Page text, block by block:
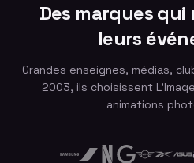
Des marques
leurs
Grandes enseignes, médias,
2003, ils choisissent
animations